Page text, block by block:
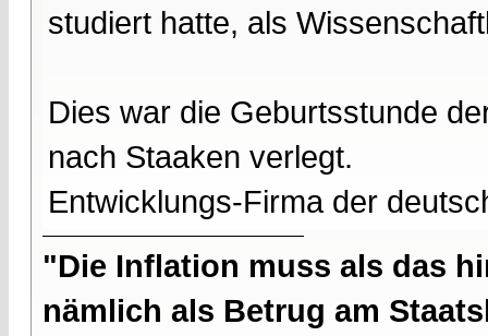
studiert hatte, als
Dies war die Geburtsstunde
nach Staaken verlegt.
Entwicklungs-Firma der
"Die Inflation muss als das
nämlich als Betrug am